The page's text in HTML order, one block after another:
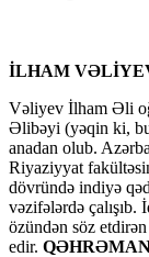
İLHAM
Vəliyev İlham Əli
Əlibəyi (yəqin ki, bu
anadan olub.
Riyaziyyat
dövründə indiyə
vəzifələrdə çalışıb.
özündən söz
edir.